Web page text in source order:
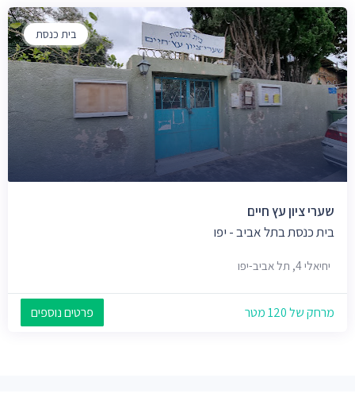
בית כנסת
שערי ציון עץ חיים
בית כנסת בתל אביב - יפו
יחיאלי 4, תל אביב-יפו
מרחק של 120 מטר פרטים נוספים